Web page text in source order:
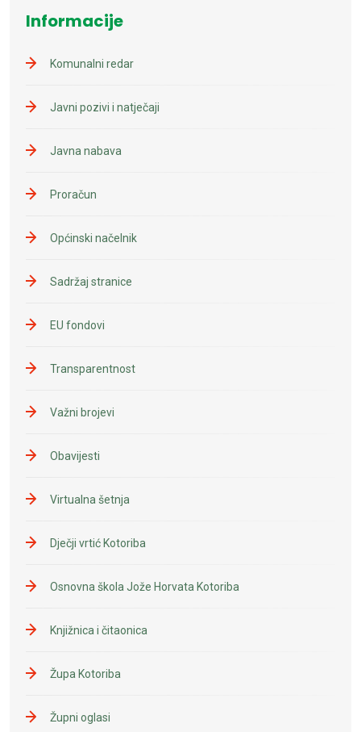
Informacije
Komunalni redar
Javni pozivi i natječaji
Javna nabava
Proračun
Općinski načelnik
Sadržaj stranice
EU fondovi
Transparentnost
Važni brojevi
Obavijesti
Virtualna šetnja
Dječji vrtić Kotoriba
Osnovna škola Jože Horvata Kotoriba
Knjižnica i čitaonica
Župa Kotoriba
Župni oglasi